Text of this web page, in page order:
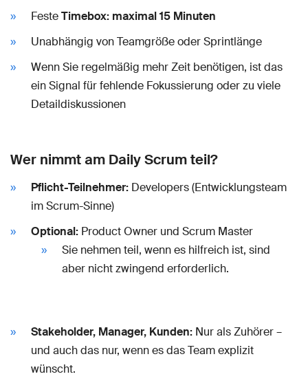
FesteTimebox: maximal 15 Minuten
Unabhängig von Teamgröße oder Sprintlänge
Wenn Sie regelmäßig mehr Zeit benötigen, ist das
ein Signal für fehlende Fokussierung oder zu viele
Detaildiskussionen
Wer nimmt am Daily Scrum teil?
Pflicht-Teilnehmer: Developers (Entwicklungsteam
im Scrum-Sinne)
Optional: Product Owner und Scrum Master
Sie nehmen teil, wenn es hilfreich ist, sind
aber nicht zwingend erforderlich.
Stakeholder, Manager, Kunden: Nur als Zuhörer –
und auch das nur, wenn es das Team explizit
wünscht.